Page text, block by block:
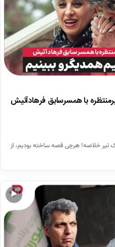
با همسرسابق فرهادآئیش
تیر خلاصه! هرچی قصه ساخته بودیم، از
▶